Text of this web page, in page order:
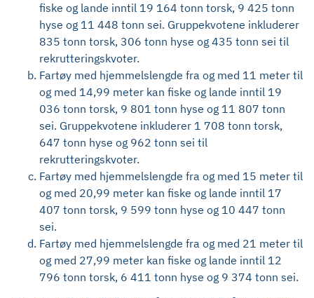
fiske og lande inntil 19 164 tonn torsk, 9 425 tonn
hyse og 11 448 tonn sei. Gruppekvotene inkluderer
835 tonn torsk, 306 tonn hyse og 435 tonn sei til
rekrutteringskvoter.
Fartøy med hjemmelslengde fra og med 11 meter til
og med 14,99 meter kan fiske og lande inntil 19
036 tonn torsk, 9 801 tonn hyse og 11 807 tonn
sei. Gruppekvotene inkluderer 1 708 tonn torsk,
647 tonn hyse og 962 tonn sei til
rekrutteringskvoter.
Fartøy med hjemmelslengde fra og med 15 meter til
og med 20,99 meter kan fiske og lande inntil 17
407 tonn torsk, 9 599 tonn hyse og 10 447 tonn
sei.
Fartøy med hjemmelslengde fra og med 21 meter til
og med 27,99 meter kan fiske og lande inntil 12
796 tonn torsk, 6 411 tonn hyse og 9 374 tonn sei.